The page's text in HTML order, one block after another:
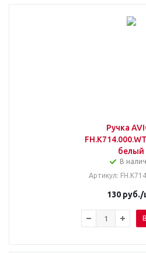
Ручка
белый
В
Артикул:
130руб./